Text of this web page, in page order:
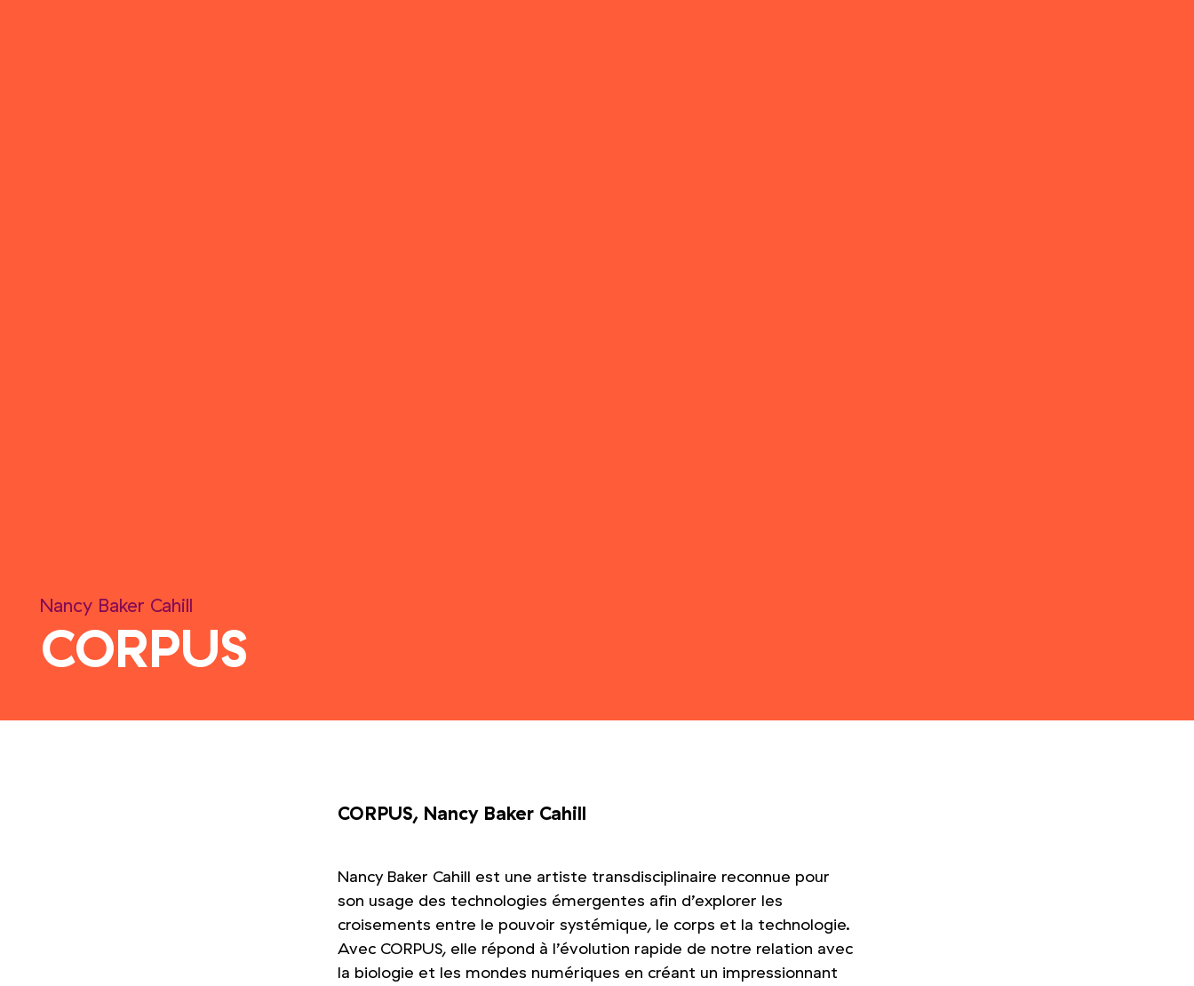
Nancy Baker Cahill
CORPUS
CORPUS, Nancy Baker Cahill
Nancy Baker Cahill est une artiste transdisciplinaire reconnue pour
son usage des technologies émergentes afin d’explorer les
croisements entre le pouvoir systémique, le corps et la technologie.
Avec CORPUS, elle répond à l’évolution rapide de notre relation avec
la biologie et les mondes numériques en créant un impressionnant